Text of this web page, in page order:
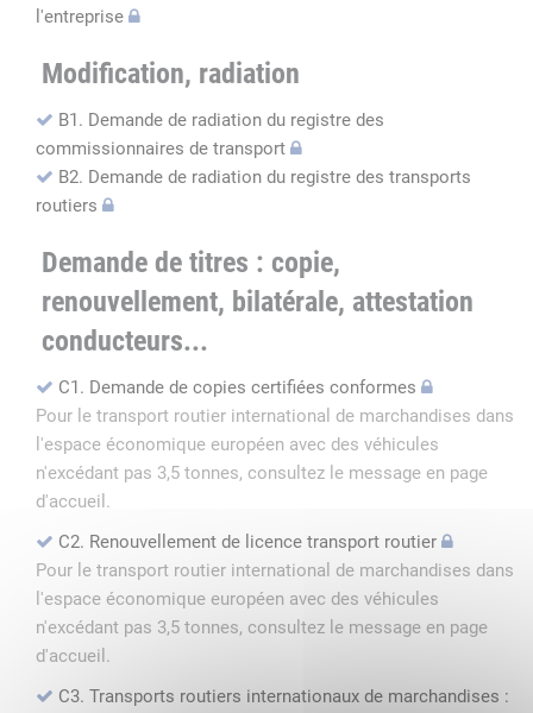
l'entreprise
Modification, radiation
B1. Demande de radiation du registre des
commissionnaires de transport
B2. Demande de radiation du registre des transports
routiers
Demande de titres : copie,
renouvellement, bilatérale, attestation
conducteurs...
C1. Demande de copies certifiées conformes
Pour le transport routier international de marchandises dans
l'espace économique européen avec des véhicules
n'excédant pas 3,5 tonnes, consultez le message en page
d'accueil.
C2. Renouvellement de licence transport routier
Pour le transport routier international de marchandises dans
l'espace économique européen avec des véhicules
n'excédant pas 3,5 tonnes, consultez le message en page
d'accueil.
C3. Transports routiers internationaux de marchandises :